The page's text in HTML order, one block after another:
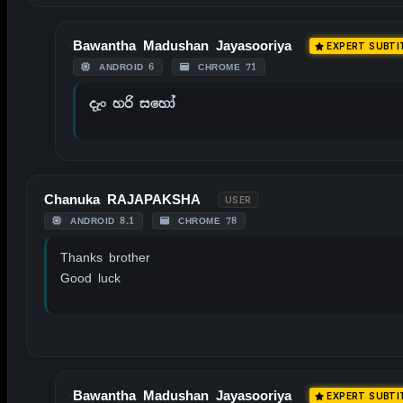
Bawantha Madushan Jayasooriya EXPERT
ANDROID 6 CHROME 71
දැං හරි සහෝ
Chanuka RAJAPAKSHA USER
ANDROID 8.1 CHROME 78
Thanks brother
Good luck
Bawantha Madushan Jayasooriya EXPERT